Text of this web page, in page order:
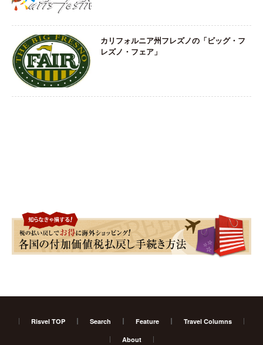
カリフォルニア州フレズノの「ビッグ・フ
レズノ・フェア」
Risvel TOP Search Feature Travel Columns
About